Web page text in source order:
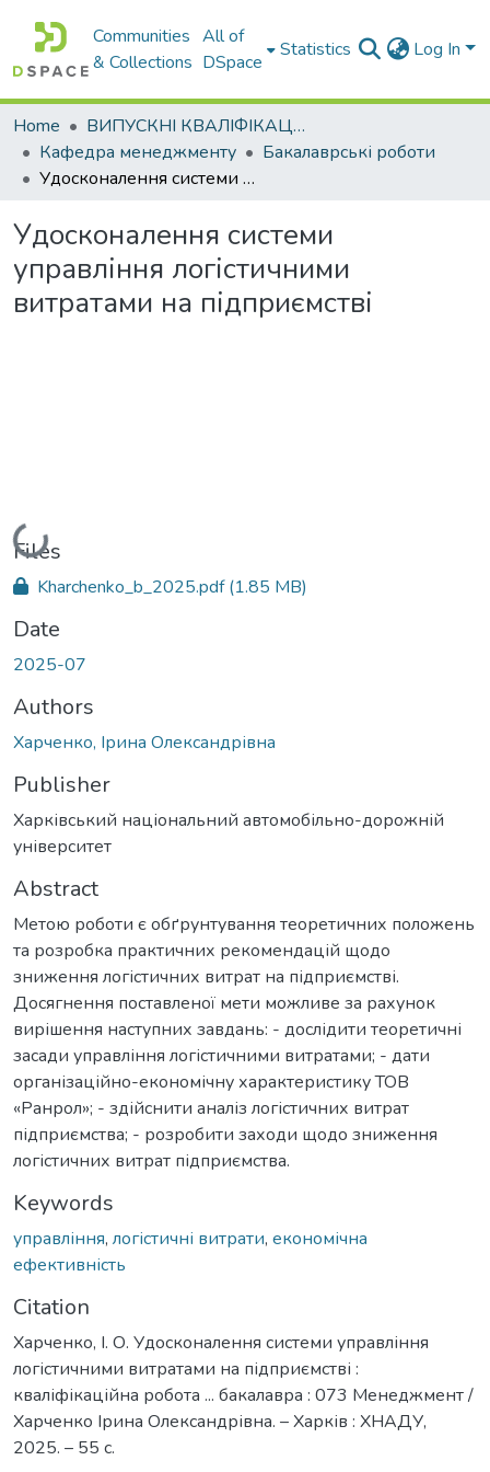
Communities
& Collections
All of
DSpace
Statistics Log In
Home
ВИПУСКНІ КВАЛІФІКАЦІЙНІ РОБОТИ
Кафедра менеджменту
Бакалаврські роботи
Удосконалення системи управління логістичними витратами на підприємстві
Удосконалення системи
управління логістичними
витратами на підприємстві
Loading...
Files
Kharchenko_b_2025.pdf(1.85 MB)
Date
2025-07
Authors
Харченко, Ірина Олександрівна
Publisher
Харківський національний автомобільно-дорожній
університет
Abstract
Метою роботи є обґрунтування теоретичних положень
та розробка практичних рекомендацій щодо
зниження логістичних витрат на підприємстві.
Досягнення поставленої мети можливе за рахунок
вирішення наступних завдань: - дослідити теоретичні
засади управління логістичними витратами; - дати
організаційно-економічну характеристику ТОВ
«Ранрол»; - здійснити аналіз логістичних витрат
підприємства; - розробити заходи щодо зниження
логістичних витрат підприємства.
Keywords
управління, логістичні витрати, економічна
ефективність
Citation
Харченко, І. О. Удосконалення системи управління
логістичними витратами на підприємстві :
кваліфікаційна робота ... бакалавра : 073 Менеджмент /
Харченко Ірина Олександрівна. – Харків : ХНАДУ,
2025. – 55 с.